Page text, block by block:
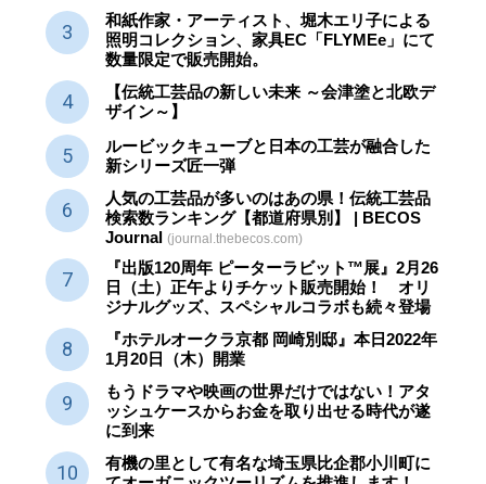
和紙作家・アーティスト、堀木エリ子による
照明コレクション、家具EC「FLYMEe」にて
数量限定で販売開始。
【伝統工芸品の新しい未来 ～会津塗と北欧デ
ザイン～】
ルービックキューブと日本の工芸が融合した
新シリーズ匠一弾
人気の工芸品が多いのはあの県！伝統工芸品
検索数ランキング【都道府県別】 | BECOS
Journal (journal.thebecos.com)
『出版120周年 ピーターラビット™展』2月26
日（土）正午よりチケット販売開始！ オリ
ジナルグッズ、スペシャルコラボも続々登場
『ホテルオークラ京都 岡崎別邸』本日2022年
1月20日（木）開業
もうドラマや映画の世界だけではない！アタ
ッシュケースからお金を取り出せる時代が遂
に到来
有機の里として有名な埼玉県比企郡小川町に